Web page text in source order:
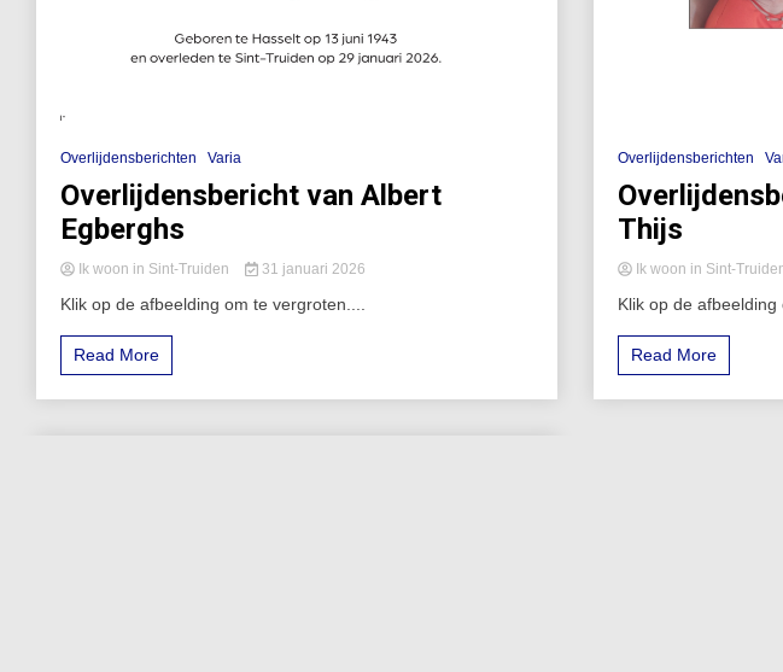
Overlijdensberichten Varia
Overlijdensbericht van Albert
Egberghs
Ik woon in Sint-Truiden 31 januari 2026
Klik op de afbeelding om te vergroten....
Read More
Overlijdensberichten
Thijs
Ik woon in Sint-
Klik op de
Read More